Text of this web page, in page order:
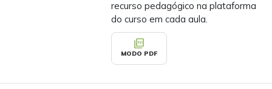
recurso pedagógico na plataforma
do curso em cada aula.
picture_as_pdf
MODO PDF